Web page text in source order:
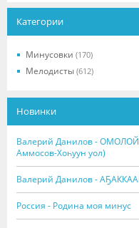
Категории
Минусовки (170)
Мелодисты (612)
Новинки
Валерий Данилов -
Аммосов-Хоһуун уол)
Валерий Данилов -
Россия - Родина моя минус